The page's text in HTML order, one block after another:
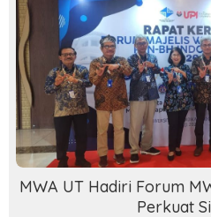
MWA UT Hadiri Forum
Perkuat